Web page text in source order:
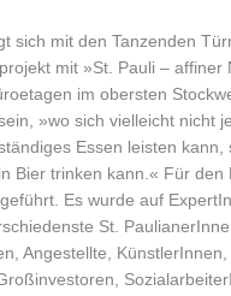
sich mit den Tanzenden
mit »St. Pauli – affiner
im obersten
»wo sich vielleicht nicht
Essen leisten kann,
Bier trinken kann.« Für den
Es wurde auf
St.
Angestellte,